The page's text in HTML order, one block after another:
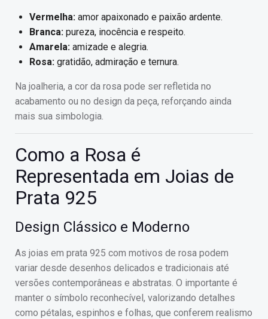
Vermelha: amor apaixonado e paixão ardente.
Branca: pureza, inocência e respeito.
Amarela: amizade e alegria.
Rosa: gratidão, admiração e ternura.
Na joalheria, a cor da rosa pode ser refletida no
acabamento ou no design da peça, reforçando ainda
mais sua simbologia.
Como a Rosa é
Representada em Joias de
Prata 925
Design Clássico e Moderno
As joias em prata 925 com motivos de rosa podem
variar desde desenhos delicados e tradicionais até
versões contemporâneas e abstratas. O importante é
manter o símbolo reconhecível, valorizando detalhes
como pétalas, espinhos e folhas, que conferem realismo